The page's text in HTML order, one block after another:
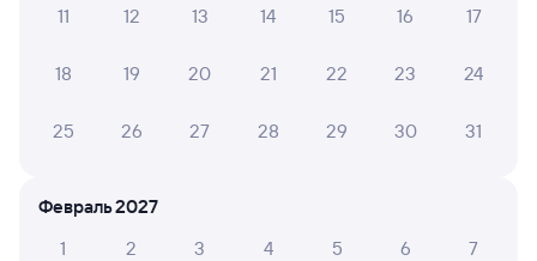
А ещё здесь можно найти
Обратные билеты из Кизнера в Зиму
Отели
11 12 13 14 15 16 17
18 19 20 21 22 23 24
25 26 27 28 29 30 31
Февраль 2027
1
2 3 4 5 6 7